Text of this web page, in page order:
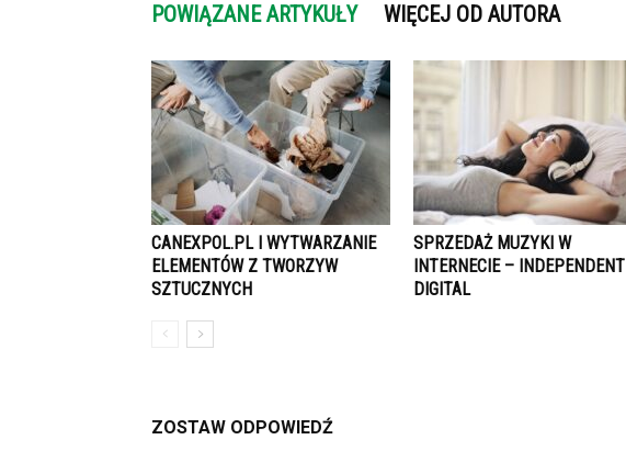
POWIĄZANE ARTYKUŁY WIĘCEJ OD AUTORA
CANEXPOL.PL I WYTWARZANIE
ELEMENTÓW Z TWORZYW
SZTUCZNYCH
SPRZEDAŻ MUZYKI W
INTERNECIE – INDEPENDENT
DIGITAL
ZOSTAW ODPOWIEDŹ